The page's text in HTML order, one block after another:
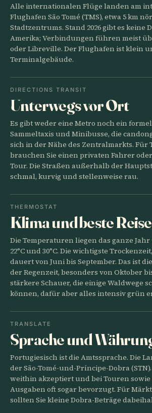
Alle internationalen Flüge landen am
Flughafen São Tomé (TMS), etwa 5 km
Stadtzentrums. Stand 2026 gibt es keine
Amerika; Verbindungen führen meist
oder Libreville. Der Flughafen ist klein
Terminalgebäude.
DIRECTIONS TRANSIT
Unterwegs vor Ort
Es gibt weder eine Metro noch ein
Sammeltaxis und Minibusse, die
sich in der Nähe des Zentralmarkts. Für
brauchen Sie einen privaten Fahrer
Tour. Die Straßen außerhalb der
schmal, kurvig und stellenweise rau.
THERMOSTAT
Klima und beste
Die Temperaturen liegen das ganze
22°C und 30°C. Die wichtigste
dauert von Juni bis September. Das ist
der Regenzeit, besonders von Oktober
stärkere Schauer, die einige Waldwege
können, dafür aber alles intensiv grün
TRANSLATE
Sprache und
Portugiesisch ist die Amtssprache. Die
der São-Tomé-und-Príncipe-Dobra
weithin akzeptiert und bei Touren
Ausgaben oft sogar bevorzugt. Für
sollten Sie kleine Dobra-Beträge